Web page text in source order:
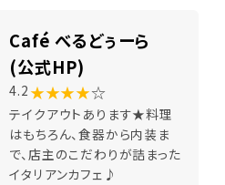
Café べるどぅーら
(公式HP)
4.2 ★★★★☆
テイクアウトあります★料理
はもちろん、食器から内装ま
で、店主のこだわりが詰まった
イタリアンカフェ♪